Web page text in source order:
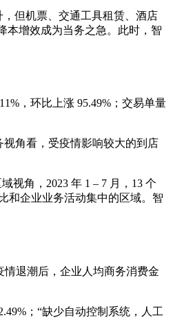
，但机票、交通工具租赁、酒店
本增效成为当务之急。此时，智
，环比上涨 95.49%；交易单量
视角看，受疫情影响较大的到店
视角，2023 年 1 – 7 月，13 个
和企业业务活动集中的区域。智
情退潮后，企业人均商务消费金
；“缺少自动控制系统，人工